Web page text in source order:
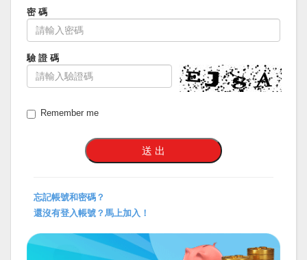
密 碼
驗 證 碼
Remember me
忘記帳號和密碼？
還沒有登入帳號？馬上加入！